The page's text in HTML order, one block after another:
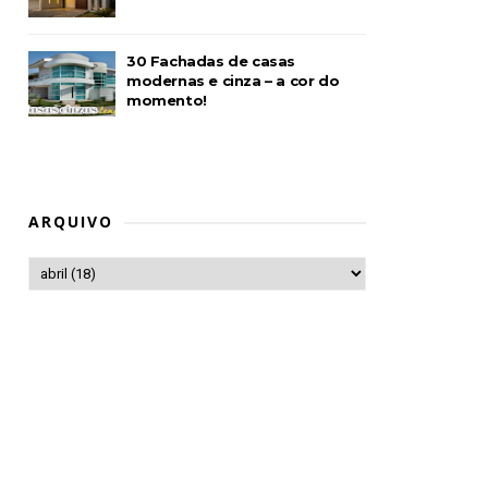
30 Fachadas de casas
modernas e cinza – a cor do
momento!
ARQUIVO